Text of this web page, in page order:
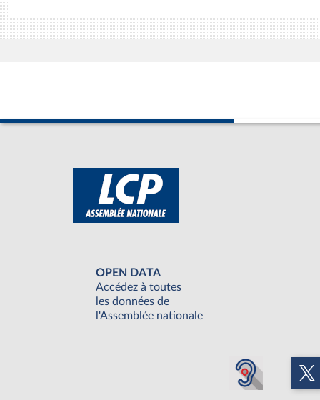
OPEN DATA
Accédez à toutes
les données de
l'Assemblée nationale